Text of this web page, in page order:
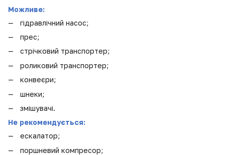
Можливе:
гідравлічний насос;
прес;
стрічковий транспортер;
роликовий транспортер;
конвеєри;
шнеки;
змішувачі.
Не рекомендується:
ескалатор;
поршневий компресор;